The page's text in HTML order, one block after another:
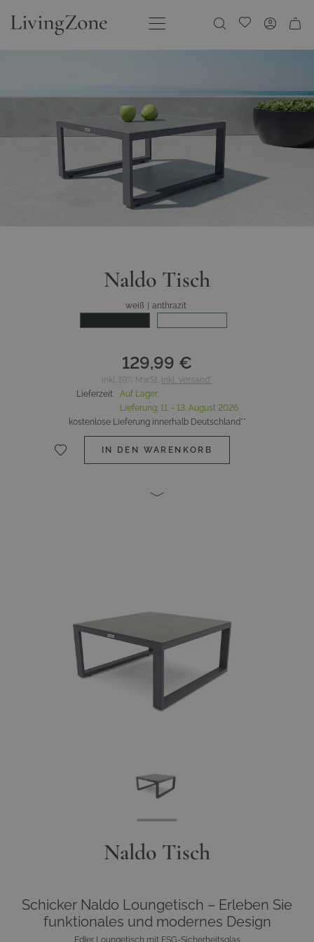
Meine Wunschliste
Naldo Tisch
weiß anthrazit
129,99 €
inkl. 19% MwSt. inkl. Versand*
Lieferzeit:
Auf Lager,
Lieferung: 11. - 13. August 2026
kostenlose Lieferung innerhalb Deutschland**
IN DEN WARENKORB
Naldo Tisch
Schicker Naldo Loungetisch – Erleben Sie
funktionales und modernes Design